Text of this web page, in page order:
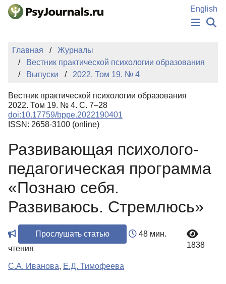
Перейти к основному содержанию
English
НОВОСТИ
ИЗДАНИЯ
АВТОРЫ
БАЗА ЗНАНИЙ
КЛЮЧЕВЫЕ СЛОВА
Регистрация
Главная
Журналы
Вестник практической психологии образования
Выпуски
2022. Том 19. № 4
Вестник практической психологии образования
2022. Том 19. № 4. С. 7–28
doi:10.17759/bppe.2022190401
ISSN: 2658-3100 (online)
Развивающая психолого-
педагогическая программа
«Познаю себя.
Развиваюсь. Стремлюсь»
Прослушать статью
48 мин.
чтения
1838
С.А. Иванова, Е.Д. Тимофеева